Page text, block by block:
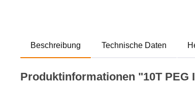
Beschreibung Technische Daten
Produktinformationen "10T PEG